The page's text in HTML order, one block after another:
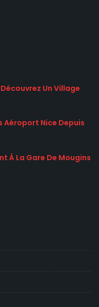
Un Village
Aéroport Nice Depuis
À La Gare De Mougins